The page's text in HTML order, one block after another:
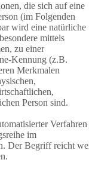
die sich auf eine
(im Folgenden
wird eine natürliche
mittels
zu einer
Kennung (z.B.
Merkmalen
Person sind.
Verfahren
im
Der Begriff reicht